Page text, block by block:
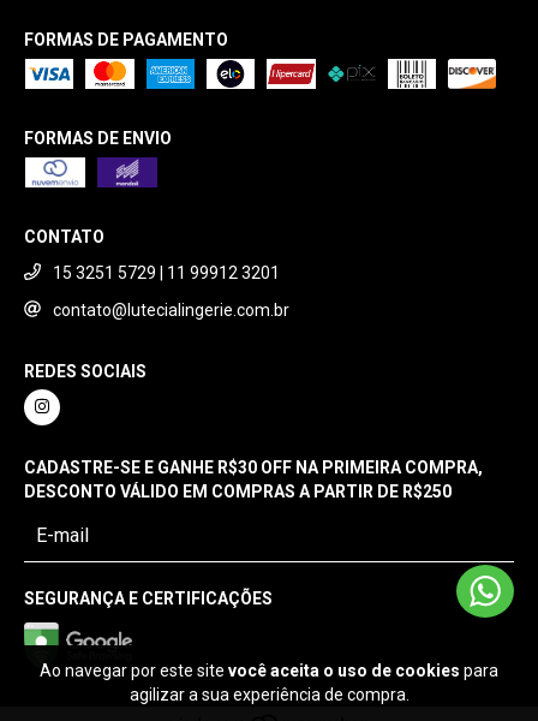
Ao navegar por este site você aceita o uso de cookies para
agilizar a sua experiência de compra.
FORMAS DE PAGAMENTO
FORMAS DE ENVIO
CONTATO
15 3251 5729 | 11 99912 3201
contato@lutecialingerie.com.br
REDES SOCIAIS
CADASTRE-SE E GANHE R$30 OFF NA PRIMEIRA COMPRA,
DESCONTO VÁLIDO EM COMPRAS A PARTIR DE R$250
SEGURANÇA E CERTIFICAÇÕES